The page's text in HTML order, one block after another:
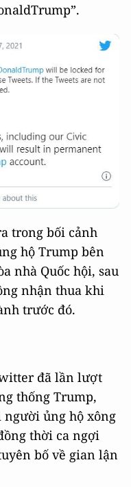
trong bối cảnh
hộ Trump bên
nhà Quốc hội, sau
nhận thua khi
trước đó.
đã lần lượt
thống Trump,
người ủng hộ xông
thời ca ngợi
bố về gian lận